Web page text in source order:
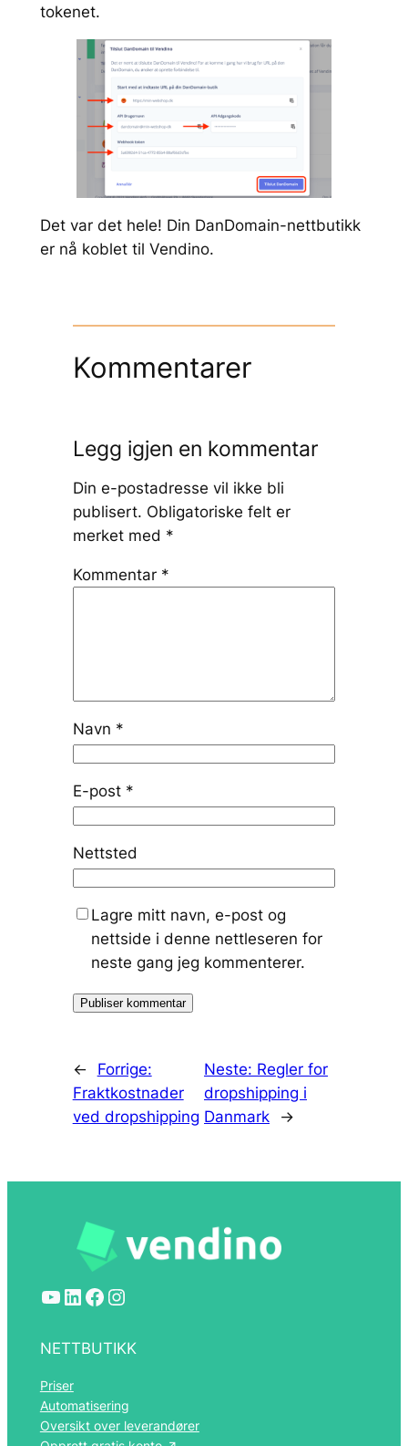
tokenet.
Det var det hele! Din DanDomain-nettbutikk
er nå koblet til Vendino.
Kommentarer
Legg igjen en kommentar
Din e-postadresse vil ikke bli
publisert. Obligatoriske felt er
merket med *
Kommentar *
Navn *
E-post *
Nettsted
Lagre mitt navn, e-post og
nettside i denne nettleseren for
neste gang jeg kommenterer.
←
Forrige:
Fraktkostnader
ved dropshipping
Neste: Regler for
dropshipping i
Danmark
→
YouTube LinkedIn Facebook Instagram
NETTBUTIKK
Priser
Automatisering
Oversikt over leverandører